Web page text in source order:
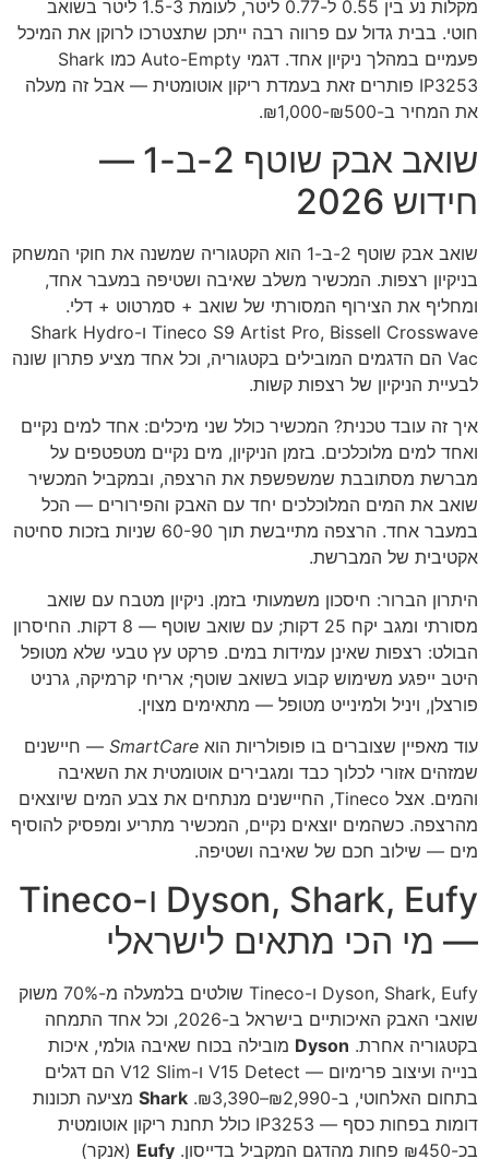
מקלות נע בין 0.55 ל-0.77 ליטר, לעומת 1.5-3 ליטר בשואב
חוטי. בבית גדול עם פרווה רבה ייתכן שתצטרכו לרוקן את המיכל
פעמיים במהלך ניקיון אחד. דגמי Auto-Empty כמו Shark
IP3253 פותרים זאת בעמדת ריקון אוטומטית — אבל זה מעלה
את המחיר ב-₪500-₪1,000.
שואב אבק שוטף 2-ב-1 —
חידוש 2026
שואב אבק שוטף 2-ב-1 הוא הקטגוריה שמשנה את חוקי המשחק
בניקיון רצפות. המכשיר משלב שאיבה ושטיפה במעבר אחד,
ומחליף את הצירוף המסורתי של שואב + סמרטוט + דלי.
Tineco S9 Artist Pro, Bissell Crosswave ו-Shark Hydro
Vac הם הדגמים המובילים בקטגוריה, וכל אחד מציע פתרון שונה
לבעיית הניקיון של רצפות קשות.
איך זה עובד טכנית? המכשיר כולל שני מיכלים: אחד למים נקיים
ואחד למים מלוכלכים. בזמן הניקיון, מים נקיים מטפטפים על
מברשת מסתובבת שמשפשפת את הרצפה, ובמקביל המכשיר
שואב את המים המלוכלכים יחד עם האבק והפירורים — הכל
במעבר אחד. הרצפה מתייבשת תוך 60-90 שניות בזכות סחיטה
אקטיבית של המברשת.
היתרון הברור: חיסכון משמעותי בזמן. ניקיון מטבח עם שואב
מסורתי ומגב יקח 25 דקות; עם שואב שוטף — 8 דקות. החיסרון
הבולט: רצפות שאינן עמידות במים. פרקט עץ טבעי שלא מטופל
היטב ייפגע משימוש קבוע בשואב שוטף; אריחי קרמיקה, גרניט
פורצלן, ויניל ולמינייט מטופל — מתאימים מצוין.
עוד מאפיין שצוברים בו פופולריות הוא SmartCare — חיישנים
שמזהים אזורי לכלוך כבד ומגבירים אוטומטית את השאיבה
והמים. אצל Tineco, החיישנים מנתחים את צבע המים שיוצאים
מהרצפה. כשהמים יוצאים נקיים, המכשיר מתריע ומפסיק להוסיף
מים — שילוב חכם של שאיבה ושטיפה.
Dyson, Shark, Eufy ו-Tineco
— מי הכי מתאים לישראלי
Dyson, Shark, Eufy ו-Tineco שולטים בלמעלה מ-70% משוק
שואבי האבק האיכותיים בישראל ב-2026, וכל אחד התמחה
בקטגוריה אחרת. Dyson מובילה בכוח שאיבה גולמי, איכות
בנייה ועיצוב פרימיום — V15 Detect ו-V12 Slim הם דגלים
בתחום האלחוטי, ב-₪2,990–₪3,390.
Shark מציעה תכונות
דומות בפחות כסף — IP3253 כולל תחנת ריקון אוטומטית
בכ-₪450 פחות מהדגם המקביל בדייסון.
Eufy (אנקר)